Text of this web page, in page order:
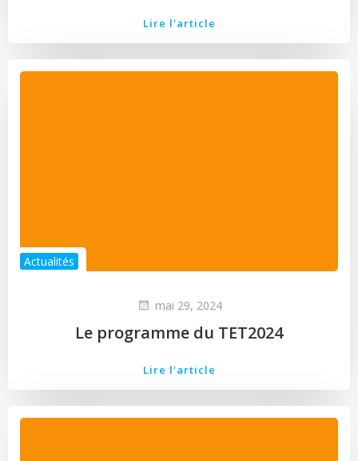
Lire l'article
Actualités
mai 29, 2024
Le programme du TET2024
Lire l'article